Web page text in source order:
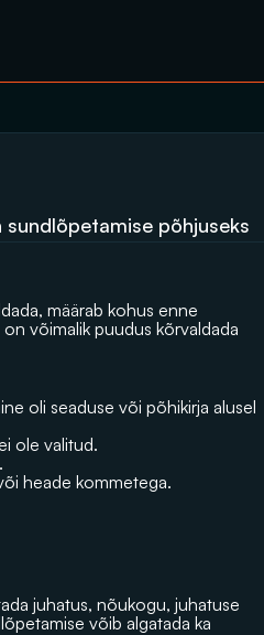
põhjuseks
määrab kohus enne
võimalik puudus kõrvaldada
oli seaduse või põhikirja alusel
ole valitud.
heade kommetega.
juhatus, nõukogu, juhatuse
võib algatada ka